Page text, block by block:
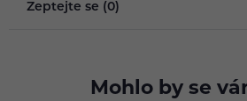
Zeptejte se (0)
Mohlo by se